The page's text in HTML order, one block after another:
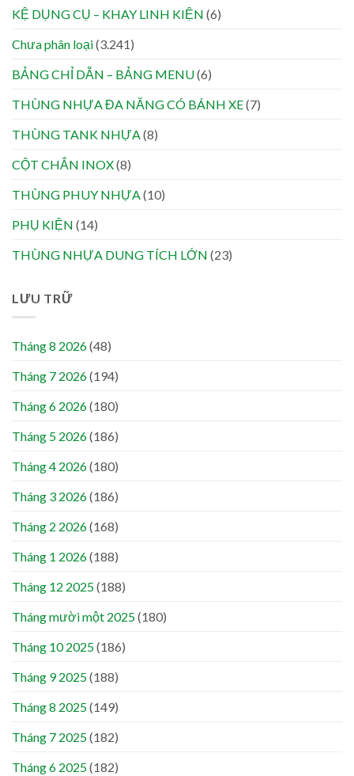
KỆ DỤNG CỤ – KHAY LINH KIỆN (6)
Chưa phân loại(3.241)
BẢNG CHỈ DẪN – BẢNG MENU(6)
THÙNG NHỰA ĐA NĂNG CÓ BÁNH XE(7)
THÙNG TANK NHỰA (8)
CỘT CHẮN INOX(8)
THÙNG PHUY NHỰA (10)
PHỤ KIỆN (14)
THÙNG NHỰA DUNG TÍCH LỚN (23)
LƯU TRỮ
Tháng 8 2026(48)
Tháng 7 2026(194)
Tháng 6 2026(180)
Tháng 5 2026(186)
Tháng 4 2026(180)
Tháng 3 2026(186)
Tháng 2 2026(168)
Tháng 1 2026(188)
Tháng 12 2025(188)
Tháng mười một 2025(180)
Tháng 10 2025(186)
Tháng 9 2025(188)
Tháng 8 2025(149)
Tháng 7 2025(182)
Tháng 6 2025(182)